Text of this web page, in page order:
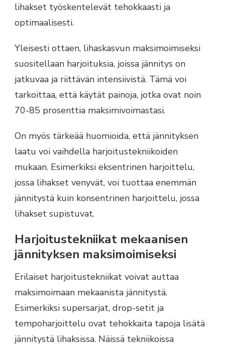
lihakset työskentelevät tehokkaasti ja
optimaalisesti.
Yleisesti ottaen, lihaskasvun maksimoimiseksi
suositellaan harjoituksia, joissa jännitys on
jatkuvaa ja riittävän intensiivistä. Tämä voi
tarkoittaa, että käytät painoja, jotka ovat noin
70-85 prosenttia maksimivoimastasi.
On myös tärkeää huomioida, että jännityksen
laatu voi vaihdella harjoitustekniikoiden
mukaan. Esimerkiksi eksentrinen harjoittelu,
jossa lihakset venyvät, voi tuottaa enemmän
jännitystä kuin konsentrinen harjoittelu, jossa
lihakset supistuvat.
Harjoitustekniikat mekaanisen
jännityksen maksimoimiseksi
Erilaiset harjoitustekniikat voivat auttaa
maksimoimaan mekaanista jännitystä.
Esimerkiksi supersarjat, drop-setit ja
tempoharjoittelu ovat tehokkaita tapoja lisätä
jännitystä lihaksissa. Näissä tekniikoissa